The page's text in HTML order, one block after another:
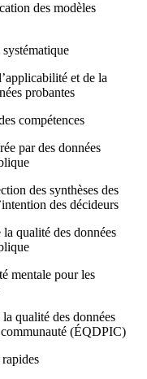
des modèles
et de la
probantes
compétences
par des données
des synthèses des
des décideurs
qualité des données
mentale pour les
qualité des données
communauté (ÉQDPIC)